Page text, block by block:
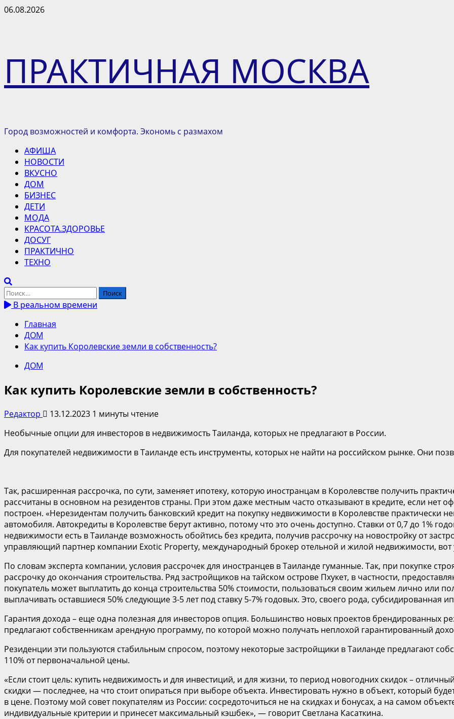
Перейти
06.08.2026
ПРАКТИЧНАЯ МОСКВА
Город возможностей и комфорта. Экономь с размахом
Основное
меню
АФИША
НОВОСТИ
ВКУСНО
ДОМ
БИЗНЕС
ДЕТИ
МОДА
КРАСОТА.ЗДОРОВЬЕ
ДОСУГ
ПРАКТИЧНО
ТЕХНО
Найти:
В реальном времени
Главная
ДОМ
Как купить Королевские земли в собственность?
ДОМ
Как купить Королевские земли в собственность?
Редактор 13.12.2023 1 минуты чтение
Необычные опции для инвесторов в недвижимость Таиланда, которых не предлагают в России.
Для покупателей недвижимости в Таиланде есть инструменты, которых не найти на российском рынке. Они
Так, расширенная рассрочка, по сути, заменяет ипотеку, которую иностранцам в Королевстве получить
рассчитаны в основном на резидентов страны. При этом даже местным часто отказывают в кредите, если нет
построен. «Нерезидентам получить банковский кредит на покупку недвижимости в Королевстве практически
автомобиля. Автокредиты в Королевстве берут активно, потому что это очень доступно. Ставки от 0,7 до 1%
недвижимости есть в Таиланде возможность обойтись без кредита, получив рассрочку на новостройку от
управляющий партнер компании Exotic Property, международный брокер отельной и жилой недвижимости, вот
По словам эксперта компании, условия рассрочек для иностранцев в Таиланде гуманные. Так, при покупке
рассрочку до окончания строительства. Ряд застройщиков на тайском острове Пхукет, в частности,
покупатель может выплатить до конца строительства 50% стоимости, пользоваться своим жильем лично или
выплачивать оставшиеся 50% следующие 3-5 лет под ставку 5-7% годовых. Это, своего рода, субсидированная
Гарантия дохода – еще одна полезная для инвесторов опция. Большинство новых проектов брендированных
предлагают собственникам арендную программу, по которой можно получать неплохой гарантированный
Резиденции эти пользуются стабильным спросом, поэтому некоторые застройщики в Таиланде предлагают
110% от первоначальной цены.
«Если стоит цель: купить недвижимость и для инвестиций, и для жизни, то период новогодних скидок –
скидки — последнее, на что стоит опираться при выборе объекта. Инвестировать нужно в объект, который
в цене. Поэтому мой совет покупателям из России: сосредоточиться не на скидках и бонусах, а на самом
индивидуальные критерии и принесет максимальный кэшбек», — говорит Светлана Касаткина.